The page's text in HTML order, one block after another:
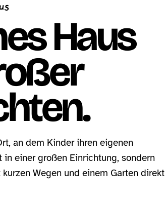
Haus
an dem Kinder ihren eigenen
einer großen Einrichtung, sondern
Wegen und einem Garten direkt